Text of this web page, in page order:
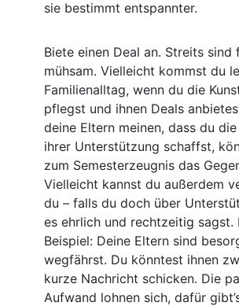
sie bestimmt entspannter.
Biete einen Deal an. Streits sind
mühsam. Vielleicht kommst du
Familienalltag, wenn du die
pflegst und ihnen Deals
deine Eltern meinen, dass du
ihrer Unterstützung schaffst,
zum Semesterzeugnis das
Vielleicht kannst du außerdem
du – falls du doch über
es ehrlich und rechtzeitig sagst.
Beispiel: Deine Eltern sind
wegfährst. Du könntest ihnen
kurze Nachricht schicken. Die
Aufwand lohnen sich, dafür